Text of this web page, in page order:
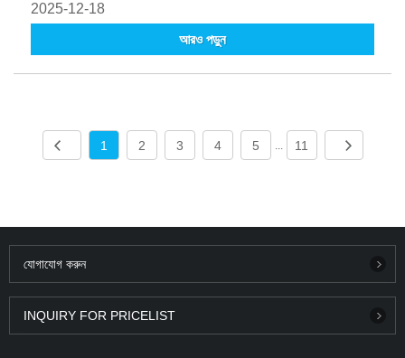
2025-12-18
আরও পড়ুন
1 2 3 4 5 ... 11
যোগাযোগ করুন
INQUIRY FOR PRICELIST